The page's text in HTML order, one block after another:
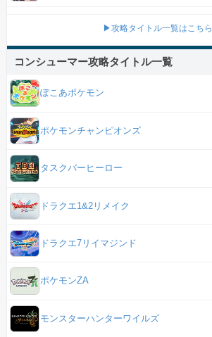
▶攻略タイトル一覧はこちら
コンシューマー攻略タイトル一覧
ぽこあポケモン
ポケモンチャンピオンズ
タスクバーヒーロー
ドラクエ1&2リメイク
ドラクエ7リイマジンド
ポケモンZA
モンスターハンターワイルズ